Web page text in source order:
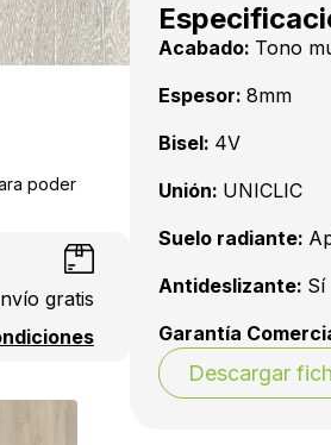
poder
gratis
Acabado: Tono
Espesor: 8mm
Bisel: 4V
Unión: UNICLIC
Suelo radiante:
Antideslizante: Sí
Garantía
Descargar